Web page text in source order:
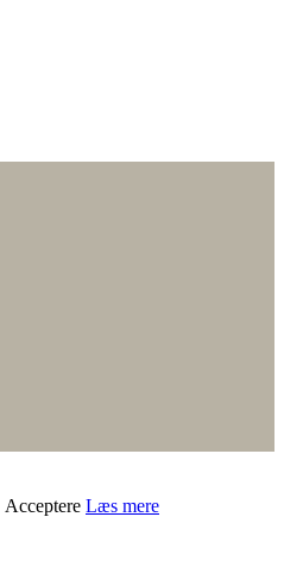
Acceptere Læs mere